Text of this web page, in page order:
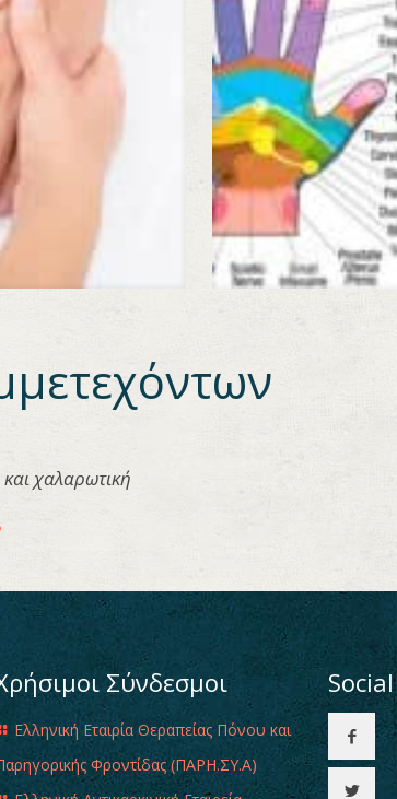
χαλαρωτική
Σύνδεσμοι
Ελληνική Εταιρία Θεραπείας Πόνου και
Φροντίδας (ΠΑΡΗ.ΣΥ.Α)
Social